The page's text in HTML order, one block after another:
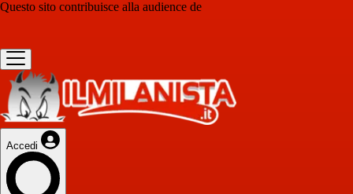
Questo sito contribuisce alla audience de
Accedi